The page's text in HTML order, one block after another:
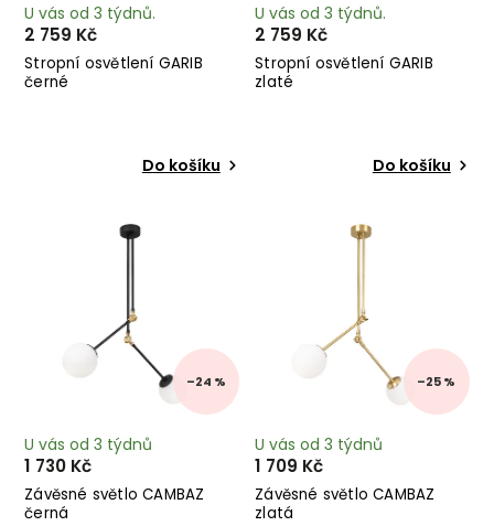
Stropní osvětlení GARIB
černé
U vás od 3 týdnů.
2 759 Kč
Do košíku
Stropní osvětlení GARIB
zlaté
U vás od 3 týdnů.
2 759 Kč
Do košíku
–24 %
Závěsné světlo CAMBAZ
černá
U vás od 3 týdnů
1 730 Kč
–25 %
Závěsné světlo CAMBAZ
zlatá
U vás od 3 týdnů
1 709 Kč